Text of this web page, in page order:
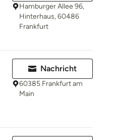
Hamburger Allee 96,
Hinterhaus, 60486
Frankfurt
Nachricht
60385 Frankfurt am
Main